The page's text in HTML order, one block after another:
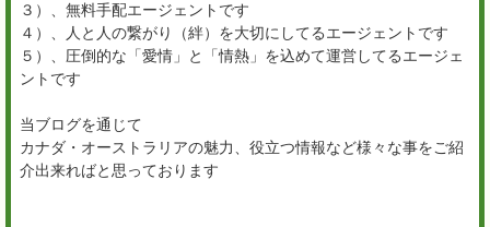
３）、無料手配エージェントです
４）、人と人の繋がり（絆）を大切にしてるエージェントです
５）、圧倒的な「愛情」と「情熱」を込めて運営してるエージェ
ントです
当ブログを通じて
カナダ・オーストラリアの魅力、役立つ情報など様々な事をご紹
介出来ればと思っております